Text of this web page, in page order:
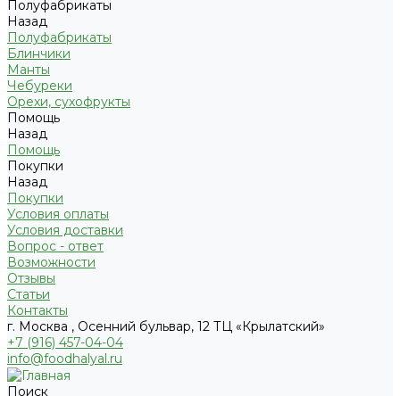
Полуфабрикаты
Назад
Полуфабрикаты
Блинчики
Манты
Чебуреки
Орехи, сухофрукты
Помощь
Назад
Помощь
Покупки
Назад
Покупки
Условия оплаты
Условия доставки
Вопрос - ответ
Возможности
Отзывы
Статьи
Контакты
г. Москва , Осенний бульвар, 12 ТЦ «Крылатский»
+7 (916) 457-04-04
info@foodhalyal.ru
Поиск